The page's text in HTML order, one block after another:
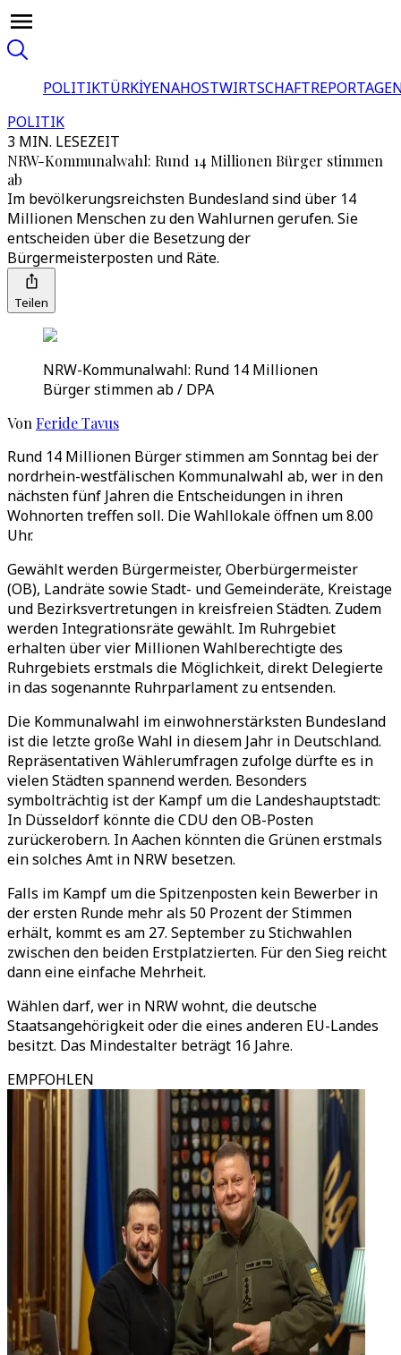
POLITIKTÜRKİYENAHOSTWIRTSCHAFT
POLITIK
3 MIN. LESEZEIT
NRW-Kommunalwahl: Rund 14 Millionen Bürger stimmen
ab
Im bevölkerungsreichsten Bundesland sind über 14
Millionen Menschen zu den Wahlurnen gerufen. Sie
entscheiden über die Besetzung der
Bürgermeisterposten und Räte.
Teilen
NRW-Kommunalwahl: Rund 14 Millionen
Bürger stimmen ab / DPA
Von Feride Tavus
Rund 14 Millionen Bürger stimmen am Sonntag bei der
nordrhein-westfälischen Kommunalwahl ab, wer in den
nächsten fünf Jahren die Entscheidungen in ihren
Wohnorten treffen soll. Die Wahllokale öffnen um 8.00
Uhr.
Gewählt werden Bürgermeister, Oberbürgermeister
(OB), Landräte sowie Stadt- und Gemeinderäte, Kreistage
und Bezirksvertretungen in kreisfreien Städten. Zudem
werden Integrationsräte gewählt. Im Ruhrgebiet
erhalten über vier Millionen Wahlberechtigte des
Ruhrgebiets erstmals die Möglichkeit, direkt Delegierte
in das sogenannte Ruhrparlament zu entsenden.
Die Kommunalwahl im einwohnerstärksten Bundesland
ist die letzte große Wahl in diesem Jahr in Deutschland.
Repräsentativen Wählerumfragen zufolge dürfte es in
vielen Städten spannend werden. Besonders
symbolträchtig ist der Kampf um die Landeshauptstadt:
In Düsseldorf könnte die CDU den OB-Posten
zurückerobern. In Aachen könnten die Grünen erstmals
ein solches Amt in NRW besetzen.
Falls im Kampf um die Spitzenposten kein Bewerber in
der ersten Runde mehr als 50 Prozent der Stimmen
erhält, kommt es am 27. September zu Stichwahlen
zwischen den beiden Erstplatzierten. Für den Sieg reicht
dann eine einfache Mehrheit.
Wählen darf, wer in NRW wohnt, die deutsche
Staatsangehörigkeit oder die eines anderen EU-Landes
besitzt. Das Mindestalter beträgt 16 Jahre.
EMPFOHLEN